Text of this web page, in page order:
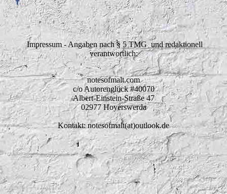
Impressum - Angaben nach § 5 TMG und redaktionell
verantwortlich:
notesofmalt.com
c/o Autorenglück #40070
Albert-Einstein-Straße 47
02977 Hoyerswerda
Kontakt: notesofmalt(at)outlook.de